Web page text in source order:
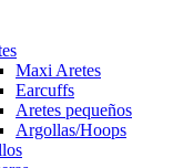
Maxi Aretes
Earcuffs
Aretes pequeños
Argollas/Hoops